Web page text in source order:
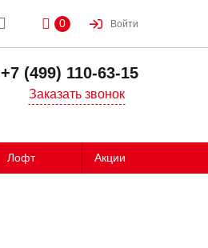
0 Войти
+7 (499) 110-63-15
Заказать звонок
Лофт Акции